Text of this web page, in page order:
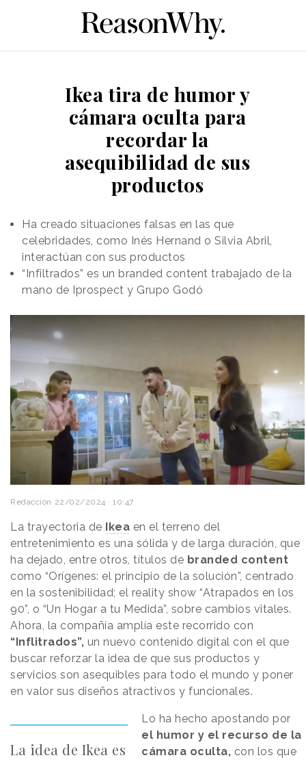
Ikea tira de humor y
cámara oculta para
recordar la
asequibilidad de sus
productos
Ha creado situaciones falsas en las que
celebridades, como Inés Hernand o Silvia Abril,
interactúan con sus productos
“Infiltrados” es un branded content trabajado de la
mano de Iprospect y Grupo Godó
Redacción 22/02/2024 · 10:47
La trayectoria de Ikea en el terreno del
entretenimiento es una sólida y de larga duración, que
ha dejado, entre otros, títulos de branded content
como “Orígenes: el principio de la solución”, centrado
en la sostenibilidad; el reality show “Atrapados en los
90”, o “Un Hogar a tu Medida”, sobre cambios vitales.
Ahora, la compañía amplía este recorrido con
“Inflitrados”, un nuevo contenido digital con el que
buscar reforzar la idea de que sus productos y
servicios son asequibles para todo el mundo y poner
en valor sus diseños atractivos y funcionales.
La idea de Ikea es
Lo ha hecho apostando por
el humor y el recurso de la
cámara oculta, con los que